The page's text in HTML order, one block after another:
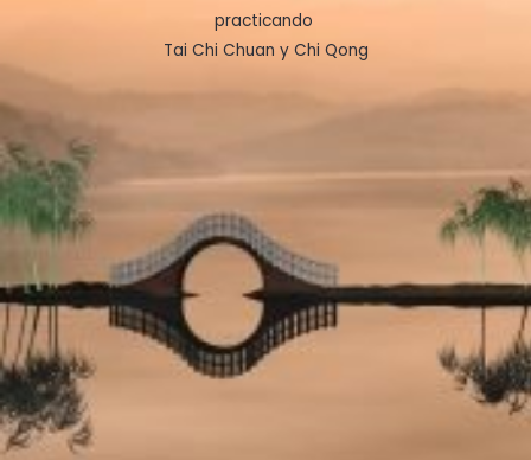
practicando
Tai Chi Chuan y Chi Qong